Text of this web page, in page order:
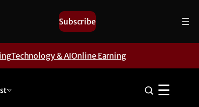
Subscribe
Technology & AIOnline Earning
☰